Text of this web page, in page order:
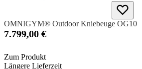
OMNIGYM® Outdoor Kniebeuge OG10
7.799,00 €
Zum Produkt
Längere Lieferzeit